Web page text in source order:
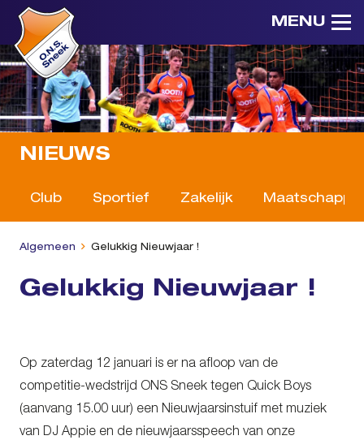
MENU
NIEUWS
Club Sportief Zakelijk
Algemeen Gelukkig Nieuwjaar !
Gelukkig Nieuwjaar !
Op zaterdag 12 januari is er na afloop van de
competitie-wedstrijd ONS Sneek tegen Quick Boys
(aanvang 15.00 uur) een Nieuwjaarsinstuif met muziek
van DJ Appie en de nieuwjaarsspeech van onze